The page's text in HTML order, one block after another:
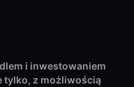
i inwestowaniem
tylko, z możliwością